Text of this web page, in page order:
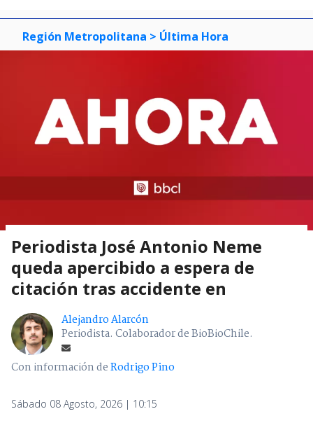
Región Metropolitana > Última Hora
Periodista José Antonio Neme
queda apercibido a espera de
citación tras accidente en
Alejandro Alarcón
Periodista. Colaborador de BioBioChile.
Con información deRodrigo Pino
Sábado 08 Agosto, 2026 | 10:15